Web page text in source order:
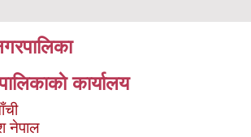
कार्यालय
नेपाल